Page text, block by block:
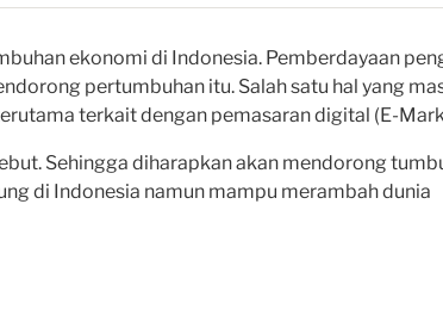
ekonomi di Indonesia. Pemberdayaan
pertumbuhan itu. Salah satu hal yang
terkait dengan pemasaran digital (E-
Sehingga diharapkan akan mendorong
di Indonesia namun mampu merambah dunia